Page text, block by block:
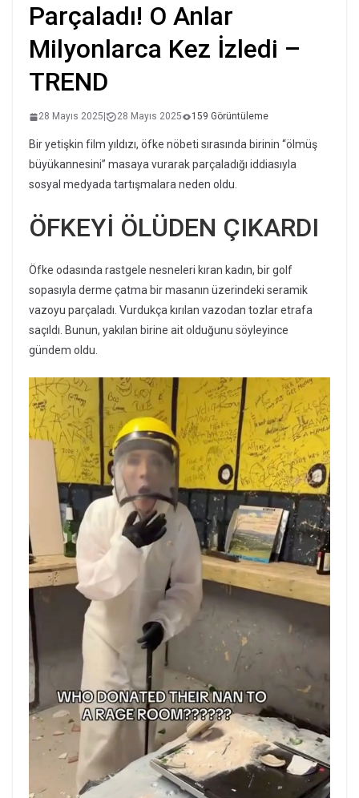
Parçaladı! O Anlar
Milyonlarca Kez İzledi –
TREND
28 Mayıs 2025 28 Mayıs 2025 159 Görüntüleme
Bir yetişkin film yıldızı, öfke nöbeti sırasında birinin “ölmüş
büyükannesini” masaya vurarak parçaladığı iddiasıyla
sosyal medyada tartışmalara neden oldu.
ÖFKEYİ ÖLÜDEN ÇIKARDI
Öfke odasında rastgele nesneleri kıran kadın, bir golf
sopasıyla derme çatma bir masanın üzerindeki seramik
vazoyu parçaladı. Vurdukça kırılan vazodan tozlar etrafa
saçıldı. Bunun, yakılan birine ait olduğunu söyleyince
gündem oldu.